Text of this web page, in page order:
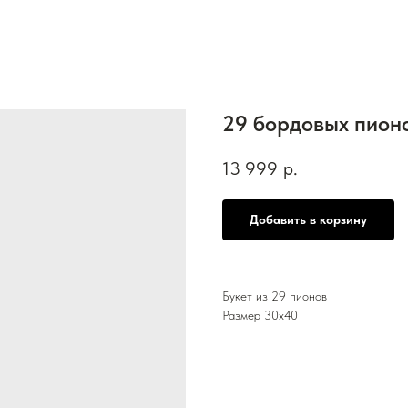
29 бордовых
13 999 р.
Добавить в корзину
Букет из 29 пионов
Размер 30х40